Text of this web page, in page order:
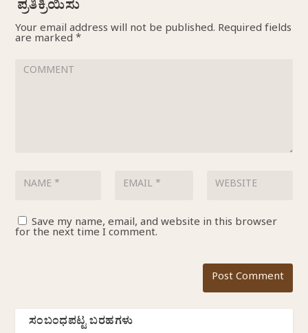
Your email address will not be published. Required fields
are marked *
Save my name, email, and website in this browser
for the next time I comment.
ಸಂಬಂಧಪಟ್ಟ ಬರಹಗಳು